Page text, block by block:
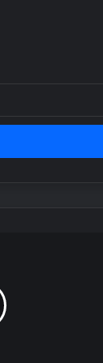
Nedir? Sağlık
Nedir? 14.14 Çift
Nasıl Yorumlanır?